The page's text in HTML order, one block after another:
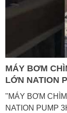
MÁY BƠM
LỚN NATION
"MÁY BƠM
NATION PUMP